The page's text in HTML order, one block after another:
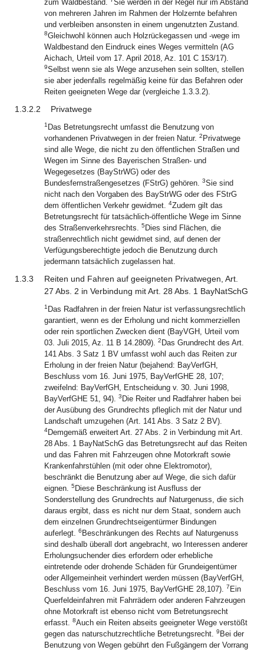
zum Waldbestand.
Sie werden in der Regel nur im Abstand
von mehreren Jahren im Rahmen der Holzernte befahren
und verbleiben ansonsten in einem ungenutzten Zustand.
8Gleichwohl können auch Holzrückegassen und -wege im
Waldbestand den Eindruck eines Weges vermitteln (AG
Aichach, Urteil vom 17. April 2018, Az. 101 C 153/17).
9Selbst wenn sie als Wege anzusehen sein sollten, stellen
sie aber jedenfalls regelmäßig keine für das Befahren oder
Reiten geeigneten Wege dar (vergleiche 1.3.3.2).
1.3.2.2 Privatwege
1 Das Betretungsrecht umfasst die Benutzung von
vorhandenen Privatwegen in der freien Natur. 2 Privatwege
sind alle Wege, die nicht zu den öffentlichen Straßen und
Wegen im Sinne des Bayerischen Straßen- und
Wegegesetzes (BayStrWG) oder des
Bundesfernstraßengesetzes (FStrG) gehören. 3Sie sind
nicht nach den Vorgaben des BayStrWG oder des FStrG
dem öffentlichen Verkehr gewidmet. 4Zudem gilt das
Betretungsrecht für tatsächlich-öffentliche Wege im Sinne
des Straßenverkehrsrechts. 5 Dies sind Flächen, die
straßenrechtlich nicht gewidmet sind, auf denen der
Verfügungsberechtigte jedoch die Benutzung durch
jedermann tatsächlich zugelassen hat.
1.3.3
Reiten und Fahren auf geeigneten Privatwegen, Art.
27 Abs. 2 in Verbindung mit Art. 28 Abs. 1 BayNatSchG
1 Das Radfahren in der freien Natur ist verfassungsrechtlich
garantiert, wenn es der Erholung und nicht kommerziellen
oder rein sportlichen Zwecken dient (BayVGH, Urteil vom
03. Juli 2015, Az. 11 B 14.2809). 2 Das Grundrecht des Art.
141 Abs. 3 Satz 1 BV umfasst wohl auch das Reiten zur
Erholung in der freien Natur (bejahend: BayVerfGH,
Beschluss vom 16. Juni 1975, BayVerfGHE 28, 107;
zweifelnd: BayVerfGH, Entscheidung v. 30. Juni 1998,
BayVerfGHE 51, 94). 3 Die Reiter und Radfahrer haben bei
der Ausübung des Grundrechts pfleglich mit der Natur und
Landschaft umzugehen (Art. 141 Abs. 3 Satz 2 BV).
4Demgemäß erweitert Art. 27 Abs. 2 in Verbindung mit Art.
28 Abs. 1 BayNatSchG das Betretungsrecht auf das Reiten
und das Fahren mit Fahrzeugen ohne Motorkraft sowie
Krankenfahrstühlen (mit oder ohne Elektromotor),
beschränkt die Benutzung aber auf Wege, die sich dafür
eignen. 5 Diese Beschränkung ist Ausfluss der
Sonderstellung des Grundrechts auf Naturgenuss, die sich
daraus ergibt, dass es nicht nur dem Staat, sondern auch
dem einzelnen Grundrechtseigentürmer Bindungen
auferlegt. 6 Beschränkungen des Rechts auf Naturgenuss
sind deshalb überall dort angebracht, wo Interessen anderer
Erholungsuchender dies erfordern oder erhebliche
eintretende oder drohende Schäden für Grundeigentümer
oder Allgemeinheit verhindert werden müssen (BayVerfGH,
Beschluss vom 16. Juni 1975, BayVerfGHE 28,107). 7 Ein
Querfeldeinfahren mit Fahrrädern oder anderen Fahrzeugen
ohne Motorkraft ist ebenso nicht vom Betretungsrecht
erfasst. 8Auch ein Reiten abseits geeigneter Wege verstößt
gegen das naturschutzrechtliche Betretungsrecht. 9 Bei der
Benutzung von Wegen gebührt den Fußgängern der Vorrang